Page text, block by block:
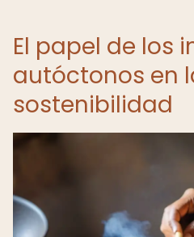
El papel de los
autóctonos en
sostenibilidad